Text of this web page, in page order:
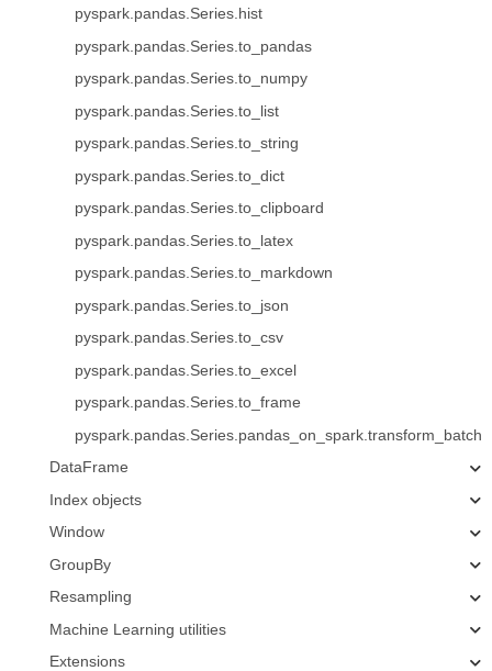
pyspark.pandas.Series.hist
pyspark.pandas.Series.to_pandas
pyspark.pandas.Series.to_numpy
pyspark.pandas.Series.to_list
pyspark.pandas.Series.to_string
pyspark.pandas.Series.to_dict
pyspark.pandas.Series.to_clipboard
pyspark.pandas.Series.to_latex
pyspark.pandas.Series.to_markdown
pyspark.pandas.Series.to_json
pyspark.pandas.Series.to_csv
pyspark.pandas.Series.to_excel
pyspark.pandas.Series.to_frame
pyspark.pandas.Series.pandas_on_spark.transform_batch
DataFrame
Index objects
Window
GroupBy
Resampling
Machine Learning utilities
Extensions